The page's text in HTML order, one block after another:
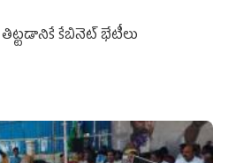
కేబినెట్‌ భేటీలు